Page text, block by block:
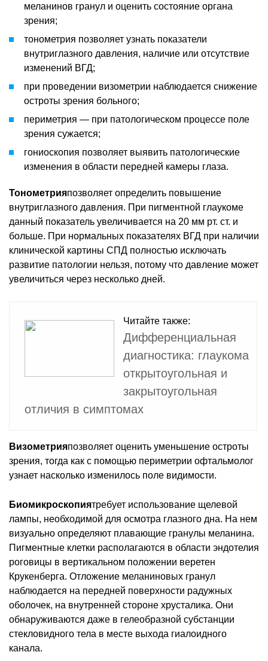
меланинов гранул и оценить состояние органа
зрения;
тонометрия позволяет узнать показатели
внутриглазного давления, наличие или отсутствие
изменений ВГД;
при проведении визометрии наблюдается снижение
остроты зрения больного;
периметрия — при патологическом процессе поле
зрения сужается;
гониоскопия позволяет выявить патологические
изменения в области передней камеры глаза.
Тонометрияпозволяет определить повышение
внутриглазного давления. При пигментной глаукоме
данный показатель увеличивается на 20 мм рт. ст. и
больше. При нормальных показателях ВГД при наличии
клинической картины СПД полностью исключать
развитие патологии нельзя, потому что давление может
увеличиться через несколько дней.
Читайте также:
Дифференциальная
диагностика: глаукома
открытоугольная и
закрытоугольная
отличия в симптомах
Визометрияпозволяет оценить уменьшение остроты
зрения, тогда как с помощью периметрии офтальмолог
узнает насколько изменилось поле видимости.
Биомикроскопиятребует использование щелевой
лампы, необходимой для осмотра глазного дна. На нем
визуально определяют плавающие гранулы меланина.
Пигментные клетки располагаются в области эндотелия
роговицы в вертикальном положении веретен
Крукенберга. Отложение меланиновых гранул
наблюдается на передней поверхности радужных
оболочек, на внутренней стороне хрусталика. Они
обнаруживаются даже в гелеобразной субстанции
стекловидного тела в месте выхода гиалоидного
канала.